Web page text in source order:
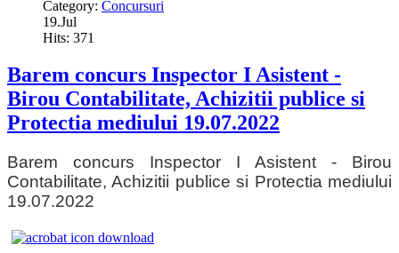
Category: Concursuri
19.Jul
Hits: 371
Barem concurs Inspector I Asistent -
Birou Contabilitate, Achizitii publice si
Protectia mediului 19.07.2022
Barem concurs Inspector I Asistent - Birou
Contabilitate, Achizitii publice si Protectia mediului
19.07.2022